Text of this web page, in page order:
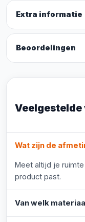
Extra informatie
Beoordelingen
Veelgestelde
Wat zijn de
Meet altijd je
product past.
Van welk